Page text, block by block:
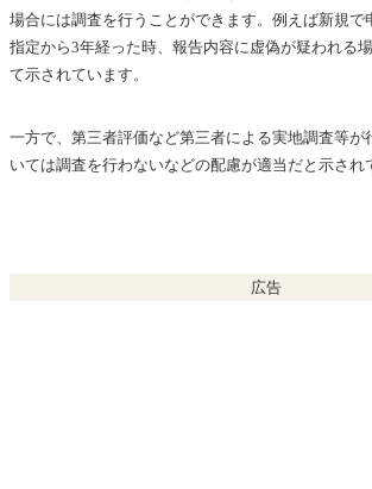
場合には調査を行うことができます。例えば新規で
指定から3年経った時、報告内容に虚偽が疑われる
て示されています。
一方で、第三者評価など第三者による実地調査等が
いては調査を行わないなどの配慮が適当だと示され
広告